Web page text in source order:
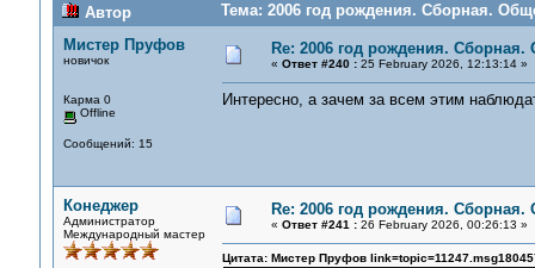
Автор
Тема: 2006 год рождения. Сборная.
Мистер Пруфов
новичок
Карма 0
Offline
Сообщений: 15
Re: 2006 год рождения.
« Ответ #240 :25 February 2026, 12:13:14 »
Интересно, а зачем за всем этим
Конеджер
Администратор
Международный мастер
Re: 2006 год рождения.
« Ответ #241 :26 February 2026, 00:26:13 »
Цитата: Мистер Пруфов